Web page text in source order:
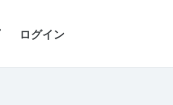
ログイン